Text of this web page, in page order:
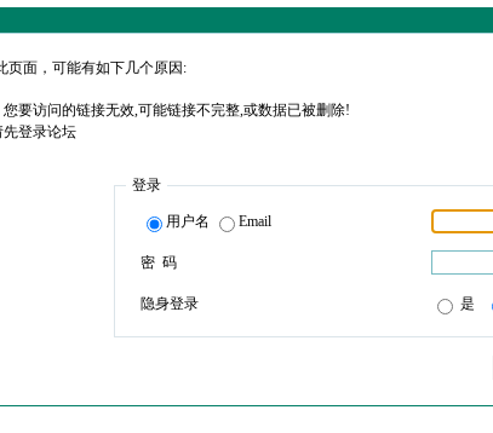
页面，可能有如下几个原因:
要访问的链接无效,可能链接不完整,或数据已被删除!
登录论坛
登录
用户名 Email
密 码
隐身登录 是